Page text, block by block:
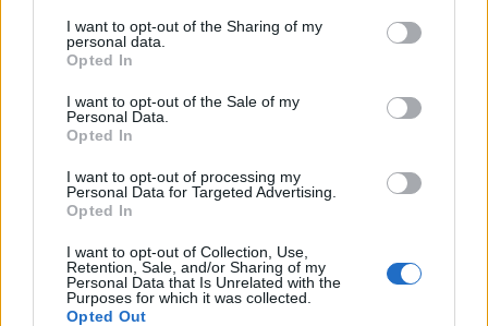
I want to opt-out of the Sharing of my
personal data.
Opted In
I want to opt-out of the Sale of my
Personal Data.
Opted In
I want to opt-out of processing my
Personal Data for Targeted Advertising.
Opted In
I want to opt-out of Collection, Use,
Retention, Sale, and/or Sharing of my
Personal Data that Is Unrelated with the
Purposes for which it was collected.
Opted Out
ad